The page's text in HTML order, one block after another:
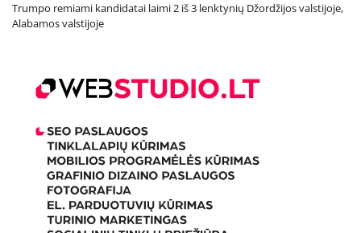
Trumpo remiami kandidatai laimi 2 iš 3 lenktynių Džordžijos valstijoje,
Alabamos valstijoje